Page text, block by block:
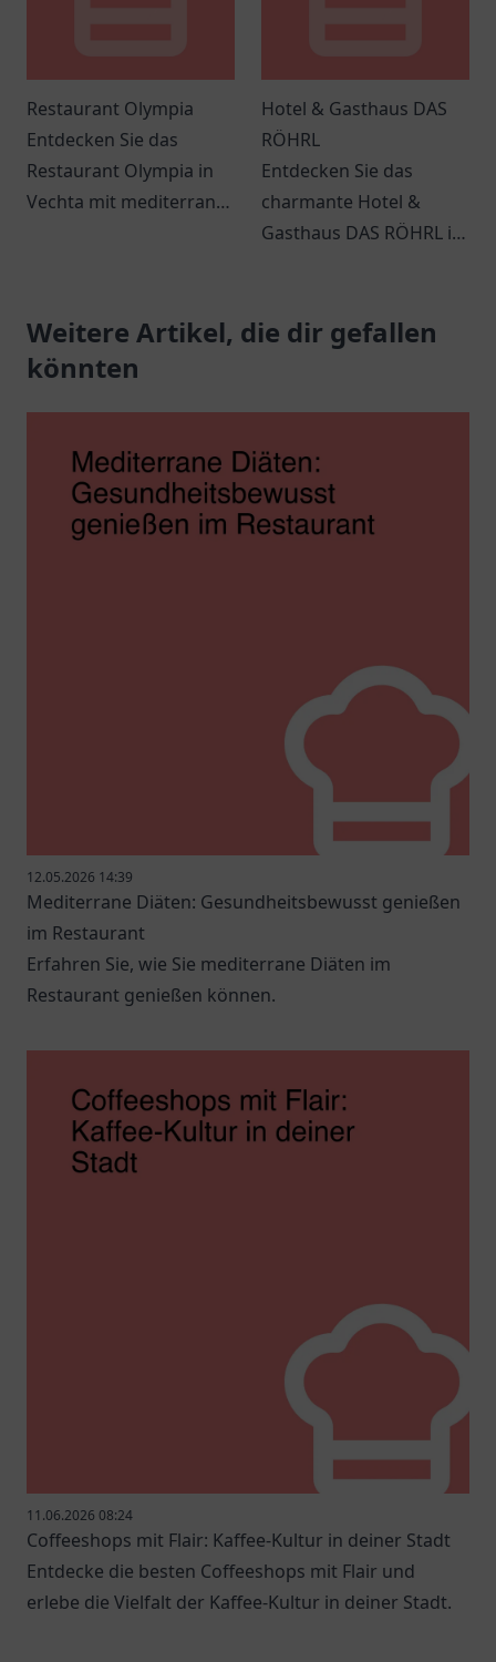
Restaurant Olympia
Entdecken Sie das
Restaurant Olympia in
Vechta mit mediterraner
für jeden Anlass.
Hotel & Gasthaus DAS
RÖHRL
Entdecken Sie das
charmante Hotel &
Gasthaus DAS RÖHRL in
Komfort und
Gastfreundschaft bietet.
Weitere Artikel, die dir gefallen
könnten
12.05.2026 14:39
Mediterrane Diäten: Gesundheitsbewusst genießen
im Restaurant
Erfahren Sie, wie Sie mediterrane Diäten im
Restaurant genießen können.
11.06.2026 08:24
Coffeeshops mit Flair: Kaffee-Kultur in deiner Stadt
Entdecke die besten Coffeeshops mit Flair und
erlebe die Vielfalt der Kaffee-Kultur in deiner Stadt.